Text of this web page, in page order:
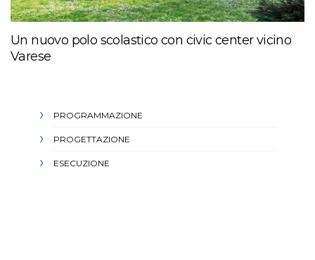
Un nuovo polo scolastico con civic center vicino
Varese
PROGRAMMAZIONE
PROGETTAZIONE
ESECUZIONE